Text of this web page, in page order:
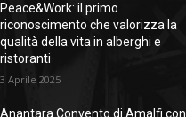
Peace&Work: il primo
riconoscimento che valorizza la
qualità della vita in alberghi e
ristoranti
3 Aprile 2025
Anantara Convento di Amalfi con